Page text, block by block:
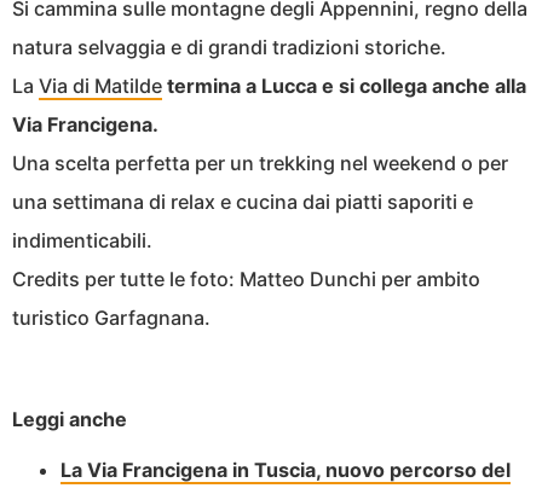
Si cammina sulle montagne degli Appennini, regno della
natura selvaggia e di grandi tradizioni storiche.
La Via di Matilde termina a Lucca e si collega anche alla
Via Francigena.
Una scelta perfetta per un trekking nel weekend o per
una settimana di relax e cucina dai piatti saporiti e
indimenticabili.
Credits per tutte le foto: Matteo Dunchi per ambito
turistico Garfagnana.
Leggi anche
La Via Francigena in Tuscia, nuovo percorso del